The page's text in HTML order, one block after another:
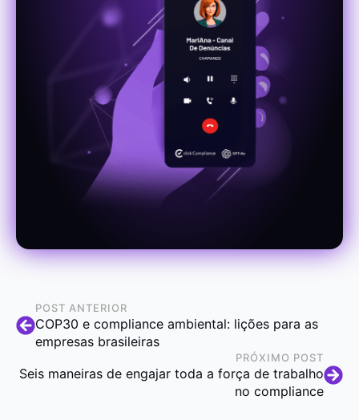
POST ANTERIOR
COP30 e compliance ambiental: lições para as
empresas brasileiras
PRÓXIMO POST
Seis maneiras de engajar toda a força de trabalho
no compliance